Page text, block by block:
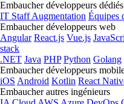
Embaucher développeurs dédiés
IT Staff Augmentation Équipes
Embaucher développeurs web
Angular React.js Vue.js
stack
.NET Java PHP Python Golang
Embaucher développeurs
iOS Android Kotlin React
Embaucher autres ingénieurs